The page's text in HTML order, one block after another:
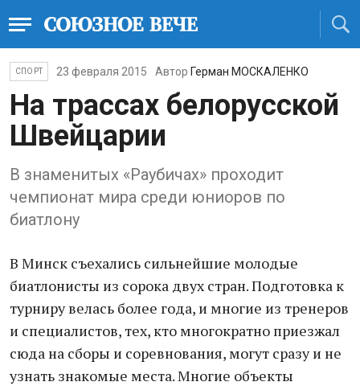
СПОРТ 23 февраля 2015 Автор Герман МОСКАЛЕНКО
На трассах белорусской
Швейцарии
В знаменитых «Раубичах» проходит
чемпионат мира среди юниоров по
биатлону
В Минск съехались сильнейшие молодые
биатлонисты из сорока двух стран. Подготовка к
турниру велась более года, и многие из тренеров
и специалистов, тех, кто многократно приезжал
сюда на сборы и соревнования, могут сразу и не
узнать знакомые места. Многие объекты